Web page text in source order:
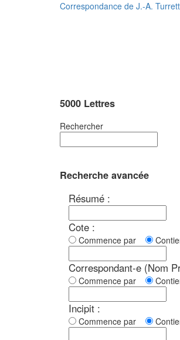
Correspondance de J.-A.
5000 Lettres
Rechercher
Recherche avancée
Résumé :
Cote :
Commence par
Correspondant-e (Nom
Commence par
Incipit :
Commence par